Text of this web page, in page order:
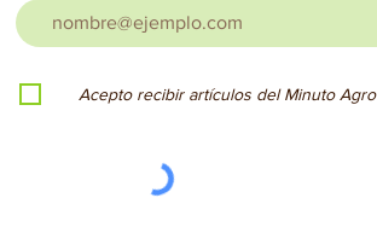
Acepto recibir artículos del Minuto Agro